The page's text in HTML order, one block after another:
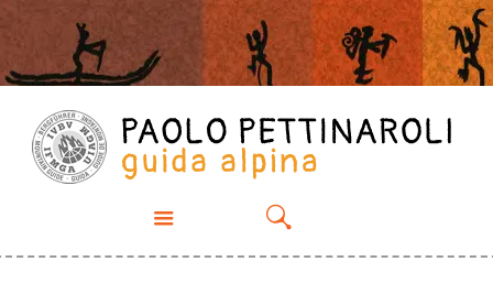
PROPOSTE
CHI SONO
ESPERIENZE